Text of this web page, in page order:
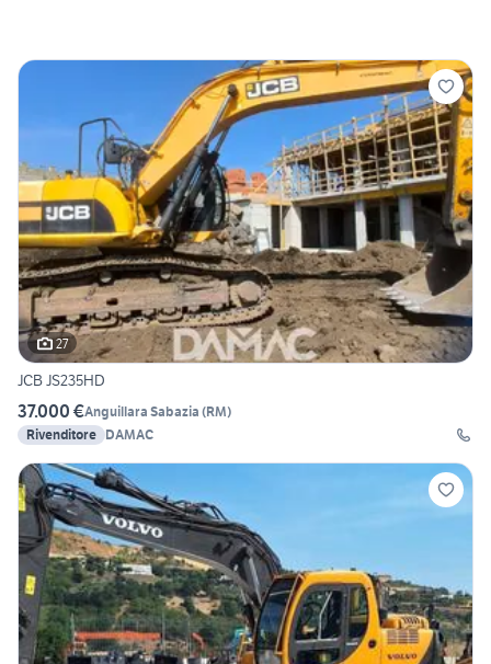
27
JCB JS235HD
37.000 €Anguillara Sabazia (RM)
Rivenditore DAMAC